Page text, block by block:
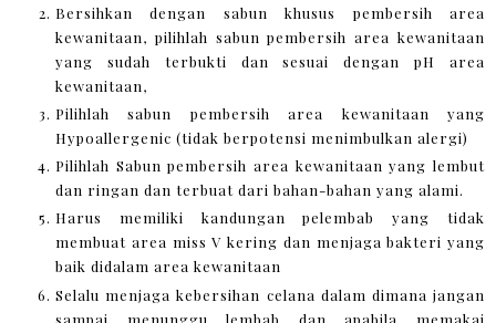
Bersihkan dengan sabun khusus pembersih area
kewanitaan, pilihlah sabun pembersih area kewanitaan
yang sudah terbukti dan sesuai dengan pH area
kewanitaan,
Pilihlah sabun pembersih area kewanitaan yang
Hypoallergenic (tidak berpotensi menimbulkan alergi)
Pilihlah Sabun pembersih area kewanitaan yang lembut
dan ringan dan terbuat dari bahan-bahan yang alami.
Harus memiliki kandungan pelembab yang tidak
membuat area miss V kering dan menjaga bakteri yang
baik didalam area kewanitaan
Selalu menjaga kebersihan celana dalam dimana jangan
sampai menunggu lembab dan apabila memakai